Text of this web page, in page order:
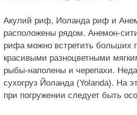
Акулий риф, Иоланда риф и
расположены рядом. Анемон-
рифа можно встретить больших
красивыми разноцветными
рыбы-наполены и черепахи.
сухогруз Йоланда (Yolanda). На
при погружении следует быть